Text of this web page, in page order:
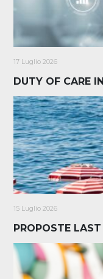
17 Luglio 2026
DUTY OF CARE
15 Luglio 2026
PROPOSTE LAST